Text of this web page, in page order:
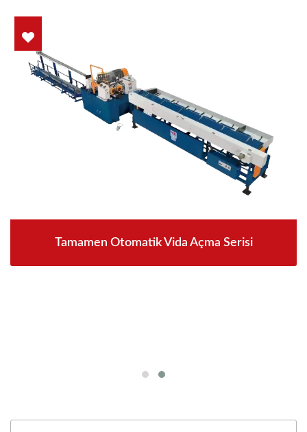
Tamamen Otomatik Vida Açma Serisi